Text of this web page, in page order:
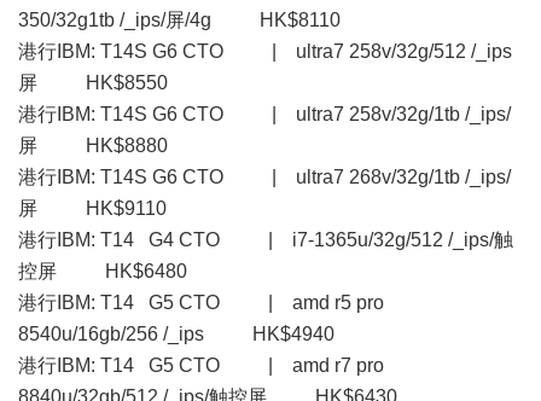
350/32g1tb /_ips/屏/4g HK$8110
港行IBM: T14S G6 CTO | ultra7 258v/32g/512 /_ips
屏 HK$8550
港行IBM: T14S G6 CTO | ultra7 258v/32g/1tb /_ips/
屏 HK$8880
港行IBM: T14S G6 CTO | ultra7 268v/32g/1tb /_ips/
屏 HK$9110
港行IBM: T14 G4 CTO | i7-1365u/32g/512 /_ips/触
控屏 HK$6480
港行IBM: T14 G5 CTO | amd r5 pro
8540u/16gb/256 /_ips HK$4940
港行IBM: T14 G5 CTO | amd r7 pro
8840u/32gb/512 /_ips/触控屏 HK$6430